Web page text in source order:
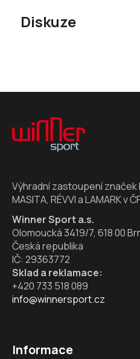
Diskuze
Výhradní zastoupení značek
MASITA, RÉVVI a LAMARK v
Winner Sport a.s.
Olomoucká 3419/7, 618 00
Česká republika
IČ: 29363772
Sklad a reklamace:
+420 733 518 089
info@winnersport.cz
Informace